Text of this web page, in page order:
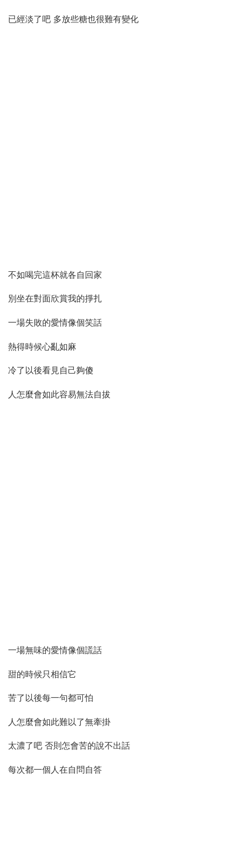
已經淡了吧 多放些糖也很難有變化
不如喝完這杯就各自回家
別坐在對面欣賞我的掙扎
一場失敗的愛情像個笑話
熱得時候心亂如麻
冷了以後看見自己夠傻
人怎麼會如此容易無法自拔
一場無味的愛情像個謊話
甜的時候只相信它
苦了以後每一句都可怕
人怎麼會如此難以了無牽掛
太濃了吧 否則怎會苦的說不出話
每次都一個人在自問自答